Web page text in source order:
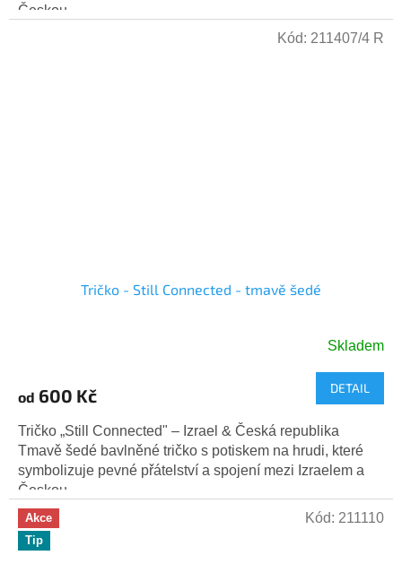
Českou...
Tričko - Still Connected - tmavě šedé
Skladem
od 600 Kč DETAIL
Tričko „Still Connected" – Izrael & Česká republika
Tmavě šedé bavlněné tričko s potiskem na hrudi, které
symbolizuje pevné přátelství a spojení mezi Izraelem a
Českou...
Kód: 211407/4 R
Akce
Tip
Kód: 211110